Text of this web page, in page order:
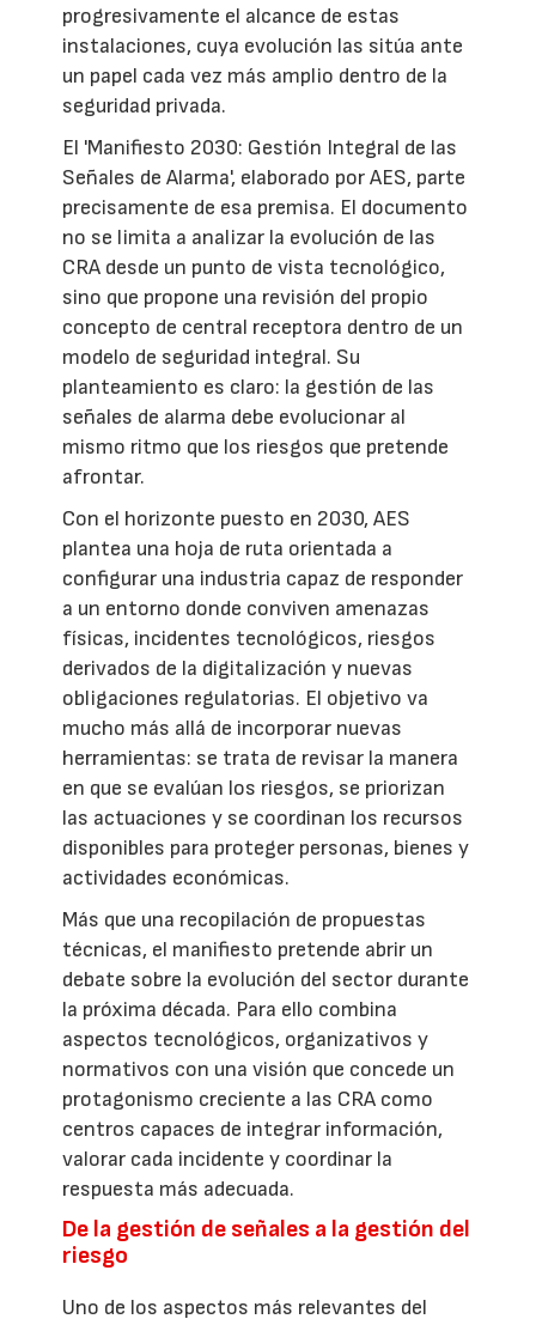
progresivamente el alcance de estas
instalaciones, cuya evolución las sitúa ante
un papel cada vez más amplio dentro de la
seguridad privada.
El 'Manifiesto 2030: Gestión Integral de las
Señales de Alarma', elaborado por AES, parte
precisamente de esa premisa. El documento
no se limita a analizar la evolución de las
CRA desde un punto de vista tecnológico,
sino que propone una revisión del propio
concepto de central receptora dentro de un
modelo de seguridad integral. Su
planteamiento es claro: la gestión de las
señales de alarma debe evolucionar al
mismo ritmo que los riesgos que pretende
afrontar.
Con el horizonte puesto en 2030, AES
plantea una hoja de ruta orientada a
configurar una industria capaz de responder
a un entorno donde conviven amenazas
físicas, incidentes tecnológicos, riesgos
derivados de la digitalización y nuevas
obligaciones regulatorias. El objetivo va
mucho más allá de incorporar nuevas
herramientas: se trata de revisar la manera
en que se evalúan los riesgos, se priorizan
las actuaciones y se coordinan los recursos
disponibles para proteger personas, bienes y
actividades económicas.
Más que una recopilación de propuestas
técnicas, el manifiesto pretende abrir un
debate sobre la evolución del sector durante
la próxima década. Para ello combina
aspectos tecnológicos, organizativos y
normativos con una visión que concede un
protagonismo creciente a las CRA como
centros capaces de integrar información,
valorar cada incidente y coordinar la
respuesta más adecuada.
De la gestión de señales a la gestión del
riesgo
Uno de los aspectos más relevantes del